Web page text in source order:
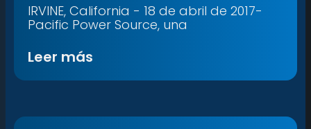
IRVINE, California - 18 de abril de 2017-
Pacific Power Source, una
Leer más